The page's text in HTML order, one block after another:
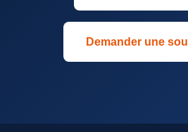
Demander une